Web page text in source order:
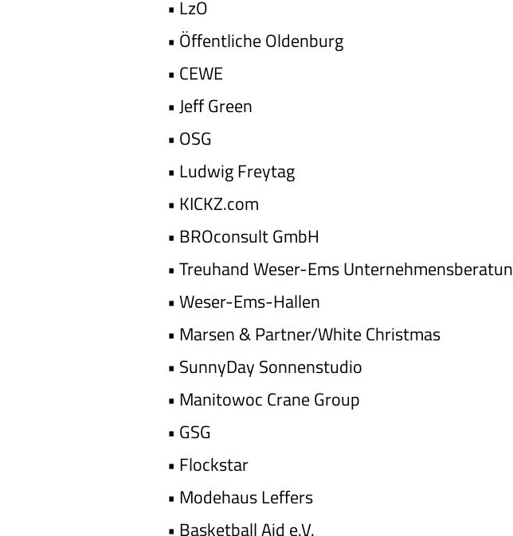
• LzO
• Öffentliche Oldenburg
• CEWE
• Jeff Green
• OSG
• Ludwig Freytag
• KICKZ.com
• BROconsult GmbH
• Treuhand Weser-Ems
• Weser-Ems-Hallen
• Marsen & Partner/White Christmas
• SunnyDay Sonnenstudio
• Manitowoc Crane Group
• GSG
• Flockstar
• Modehaus Leffers
• Basketball Aid e.V.